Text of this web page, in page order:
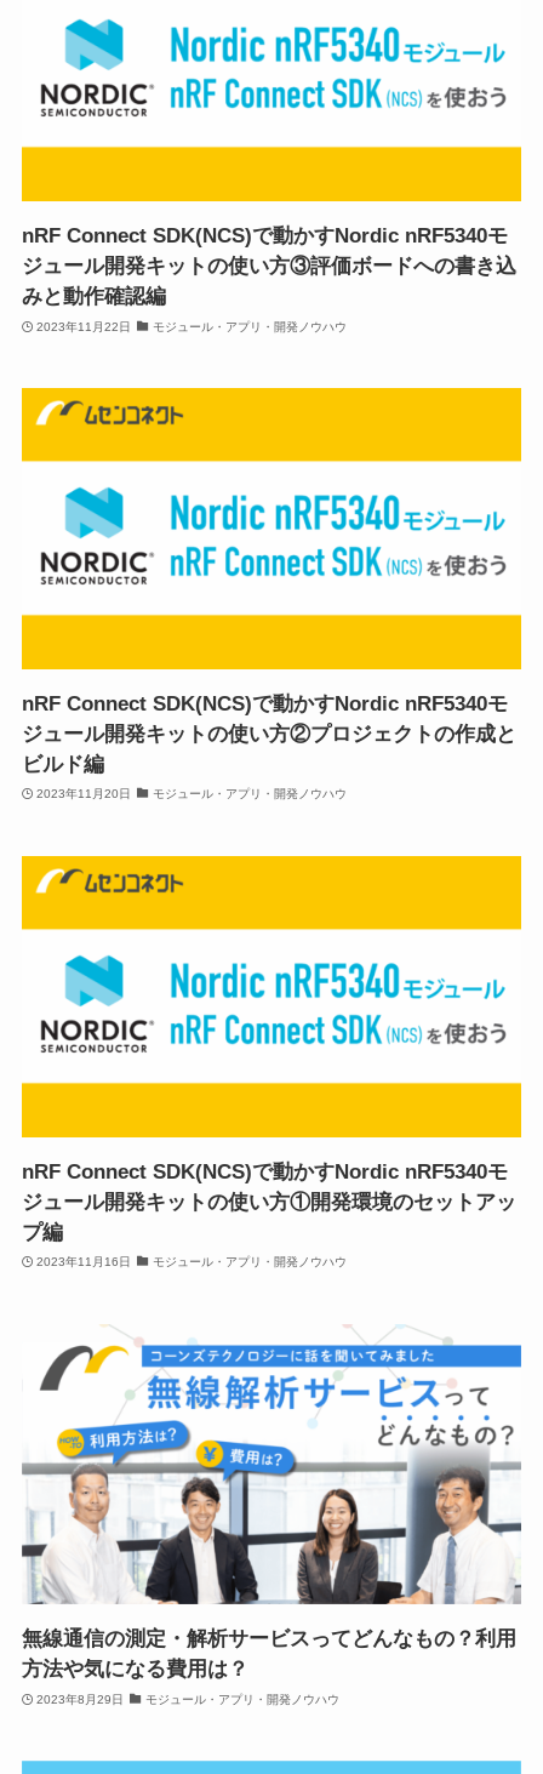
nRF Connect SDK(NCS)で動かすNordic nRF5340モ
ジュール開発キットの使い方③評価ボードへの書き込
みと動作確認編
2023年11月22日 モジュール・アプリ・開発ノウハウ
nRF Connect SDK(NCS)で動かすNordic nRF5340モ
ジュール開発キットの使い方②プロジェクトの作成と
ビルド編
2023年11月20日 モジュール・アプリ・開発ノウハウ
nRF Connect SDK(NCS)で動かすNordic nRF5340モ
ジュール開発キットの使い方①開発環境のセットアッ
プ編
2023年11月16日 モジュール・アプリ・開発ノウハウ
無線通信の測定・解析サービスってどんなもの？利用
方法や気になる費用は？
2023年8月29日 モジュール・アプリ・開発ノウハウ